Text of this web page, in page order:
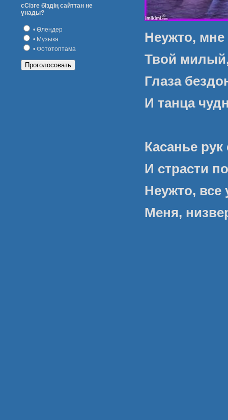
сСізге біздің сайттан не
ұнады?
• Өлеңдер
• Музыка
• Фототоптама
Неужто, мне
Твой
Глаза
И танца
Касанье
И страсти
Неужто,
Меня,